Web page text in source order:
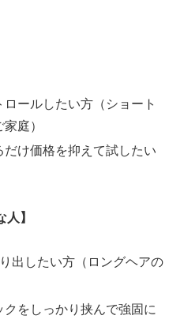
ールしたい方（ショート
庭）
け価格を抑えて試したい
】
出したい方（ロングヘアの
をしっかり挟んで強固に